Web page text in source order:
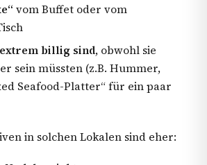
vom Buffet oder vom
billig sind, obwohl sie
sein müssten (z.B. Hummer,
Seafood-Platter“ für ein paar
in solchen Lokalen sind eher: